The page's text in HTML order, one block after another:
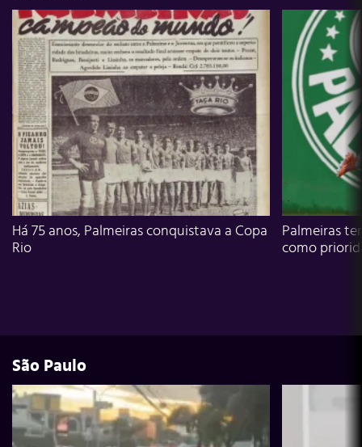
Há 75 anos, Palmeiras conquistava a Copa
Rio
Palmeiras
como
São Paulo